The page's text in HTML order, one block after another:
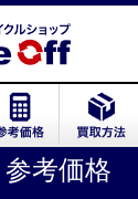
参考価格